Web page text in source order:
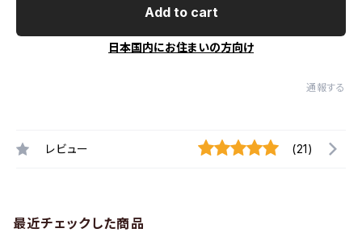
Add to cart
日本国内にお住まいの方向け
通報する
レビュー (21)
最近チェックした商品